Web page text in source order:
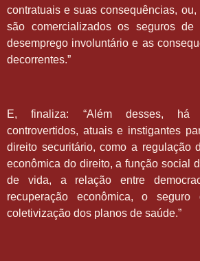
contratuais e suas consequências,
são comercializados os seguros
desemprego involuntário e as
decorrentes.”
E, finaliza: “Além desses, há
controvertidos, atuais e instigantes
direito securitário, como a regulação
econômica do direito, a função social
de vida, a relação entre
recuperação econômica, o
coletivização dos planos de saúde.”